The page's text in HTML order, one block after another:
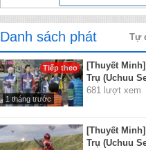
Danh sách phát Tự
Tiếp theo
1 tháng trước
[Thuyết
Trụ (Uchuu
2017 - Tập 5
681 lượt xem
[Thuyết
Trụ (Uchuu